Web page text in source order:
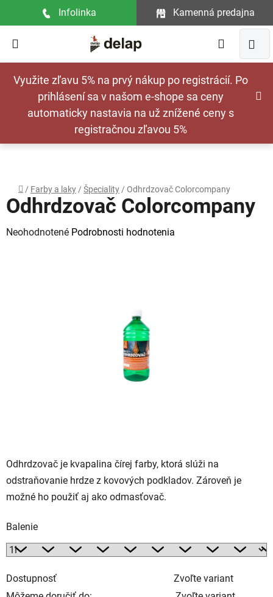
Využite zľavu 5% na prvý nákup po registrácií. Po
prihlásení sa v našom e-shope sa ceny
automaticky nastavia na už znížené ceny s
registračnou zľavou 5%
Infolinka Kamenná predajna
Hľadať
Domov
/ Farby a laky / Špeciality / Odhrdzovač Colorcompany
Odhrdzovač je kvapalina čírej farby, ktorá slúži na
odstraňovanie hrdze z kovových podkladov. Zároveň je
možné ho použiť aj ako odmasťovač.
Balenie
Dostupnosť
Zvoľte variant
Odhrdzovač Colorcompany
Priemerné
Neohodnotené Podrobnosti hodnotenia